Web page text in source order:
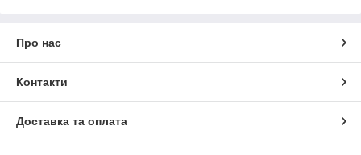
Про нас
Контакти
Доставка та оплата